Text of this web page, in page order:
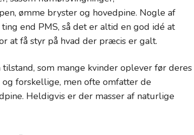
ømme bryster og hovedpine. Nogle af
end PMS, så det er altid en god idé at
at få styr på hvad der præcis er galt.
som mange kvinder oplever før deres
forskellige, men ofte omfatter de
Heldigvis er der masser af naturlige